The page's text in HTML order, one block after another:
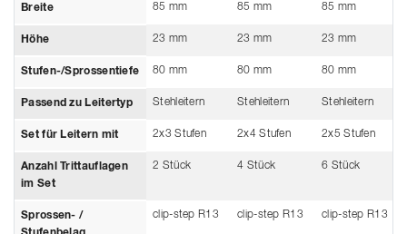
Breite 85 mm 85 mm 85 mm
Höhe 23 mm 23 mm 23 mm
Stufen-/Sprossentiefe 80 mm 80 mm 80 mm
Passend zu Leitertyp Stehleitern Stehleitern Stehleitern
Set für Leitern mit 2x3 Stufen 2x4 Stufen 2x5 Stufen
Anzahl Trittauflagen
im Set
2 Stück 4 Stück 6 Stück
Sprossen- /
clip-step R13 clip-step R13 clip-step R13